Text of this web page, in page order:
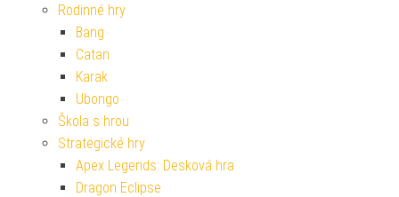
Rodinné hry
Bang
Catan
Karak
Ubongo
Škola s hrou
Strategické hry
Apex Legends: Desková hra
Dragon Eclipse